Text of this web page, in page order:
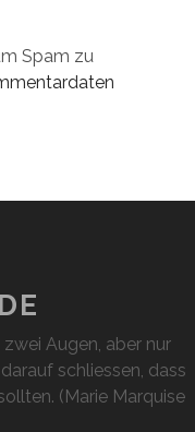
Spam zu
Augen, aber nur
schliessen, dass
(Marie Marquise